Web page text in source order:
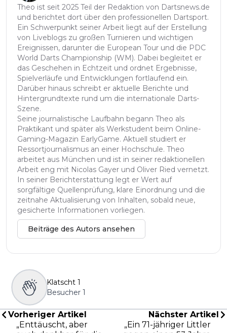
Theo ist seit 2025 Teil der Redaktion von Dartsnews.de
und berichtet dort über den professionellen Dartsport.
Ein Schwerpunkt seiner Arbeit liegt auf der Erstellung
von Liveblogs zu großen Turnieren und wichtigen
Ereignissen, darunter die European Tour und die PDC
World Darts Championship (WM). Dabei begleitet er
das Geschehen in Echtzeit und ordnet Ergebnisse,
Spielverläufe und Entwicklungen fortlaufend ein.
Darüber hinaus schreibt er aktuelle Berichte und
Hintergrundtexte rund um die internationale Darts-
Szene.
Seine journalistische Laufbahn begann Theo als
Praktikant und später als Werkstudent beim Online-
Gaming-Magazin EarlyGame. Aktuell studiert er
Ressortjournalismus an einer Hochschule. Theo
arbeitet aus München und ist in seiner redaktionellen
Arbeit eng mit Nicolas Gayer und Oliver Ried vernetzt.
In seiner Berichterstattung legt er Wert auf
sorgfältige Quellenprüfung, klare Einordnung und die
zeitnahe Aktualisierung von Inhalten, sobald neue,
gesicherte Informationen vorliegen.
Beiträge des Autors ansehen
Klatscht 1
Besucher 1
Vorheriger Artikel
„Enttäuscht, aber
Nächster Artikel
„Ein 71-jähriger Littler